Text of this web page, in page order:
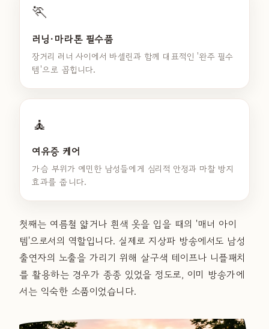
🏃
러닝·마라톤 필수품
장거리 러너 사이에서 바셀린과 함께 대표적인 '완주 필수
템'으로 꼽힙니다.
🧘
여유증 케어
가슴 부위가 예민한 남성들에게 심리적 안정과 마찰 방지
효과를 줍니다.
첫째는 여름철 얇거나 흰색 옷을 입을 때의 '매너 아이
템'으로서의 역할입니다. 실제로 지상파 방송에서도 남성
출연자의 노출을 가리기 위해 살구색 테이프나 니플패치
를 활용하는 경우가 종종 있었을 정도로, 이미 방송가에
서는 익숙한 소품이었습니다.